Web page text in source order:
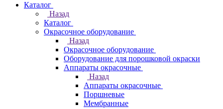
Каталог
Назад
Каталог
Окрасочное оборудование
Назад
Окрасочное оборудование
Оборудование для порошковой окраски
Аппараты окрасочные
Назад
Аппараты окрасочные
Поршневые
Мембранные